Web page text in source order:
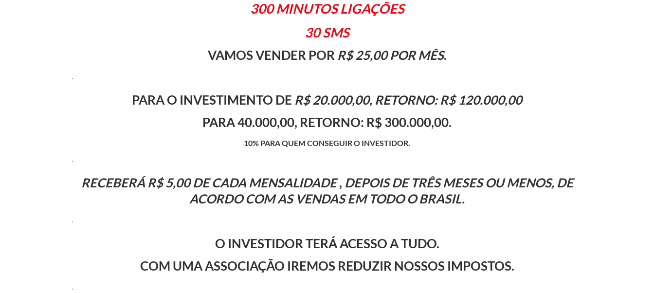
300 MINUTOS LIGAÇÕES
30 SMS
VAMOS VENDER POR R$ 25,00 POR MÊS.
.
PARA O INVESTIMENTO DE R$ 20.000,00, RETORNO: R$ 120.000,00
PARA 40.000,00, RETORNO: R$ 300.000,00.
10% PARA QUEM CONSEGUIR O INVESTIDOR.
RECEBERÁ R$ 5,00 DE CADA MENSALIDADE, DEPOIS DE TRÊS MESES OU MENOS, DE
ACORDO COM AS VENDAS EM TODO O BRASIL.
.
O INVESTIDOR TERÁ ACESSO A TUDO.
COM UMA ASSOCIAÇÃO IREMOS REDUZIR NOSSOS IMPOSTOS.